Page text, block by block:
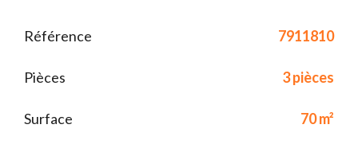
Référence 7911810
Pièces 3 pièces
Surface 70 m²